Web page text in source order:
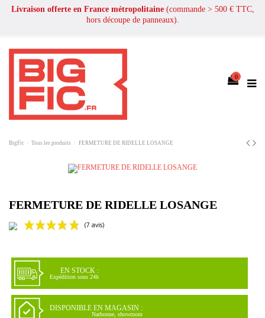
Livraison offerte en France métropolitaine (commande > 500 € TTC,
hors découpe de panneaux).
0
BigFic Tous les produits FERMETURE DE RIDELLE LOSANGE
FERMETURE DE RIDELLE LOSANGE
EN STOCK :
Expédition sous 24h
DISPONIBLE EN MAGASIN :
Narbonne, showroom